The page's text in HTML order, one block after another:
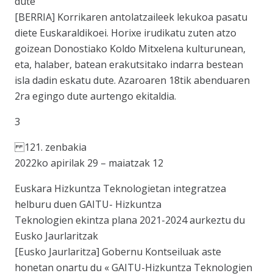
[BERRIA] Korrikaren antolatzaileek lekukoa pasatu
diete Euskaraldikoei. Horixe irudikatu zuten atzo
goizean Donostiako Koldo Mitxelena kulturunean,
eta, halaber, batean erakutsitako indarra bestean
isla dadin eskatu dute. Azaroaren 18tik abenduaren
2ra egingo dute aurtengo ekitaldia.
3
121. zenbakia
2022ko apirilak 29 – maiatzak 12
Euskara Hizkuntza Teknologietan integratzea
helburu duen GAITU- Hizkuntza
Teknologien ekintza plana 2021-2024 aurkeztu du
Eusko Jaurlaritzak
[Eusko Jaurlaritza] Gobernu Kontseiluak aste
honetan onartu du « GAITU-Hizkuntza Teknologien